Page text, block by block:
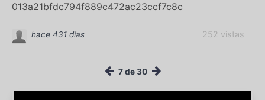
013a21bfdc794f889c472ac23ccf7c8c
252 vistas
hace 431 días
7 de 30